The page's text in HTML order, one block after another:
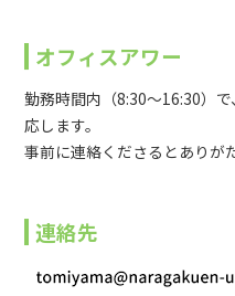
オフィスアワー
勤務時間内（8:30～16:30）
応します。
事前に連絡くださるとありが
連絡先